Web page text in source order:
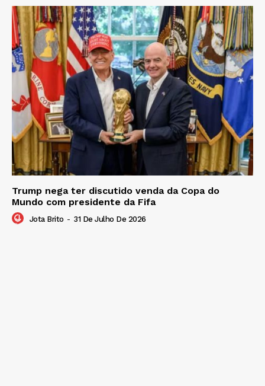
Trump nega ter discutido venda da Copa do
Mundo com presidente da Fifa
Jota Brito - 31 De Julho De 2026